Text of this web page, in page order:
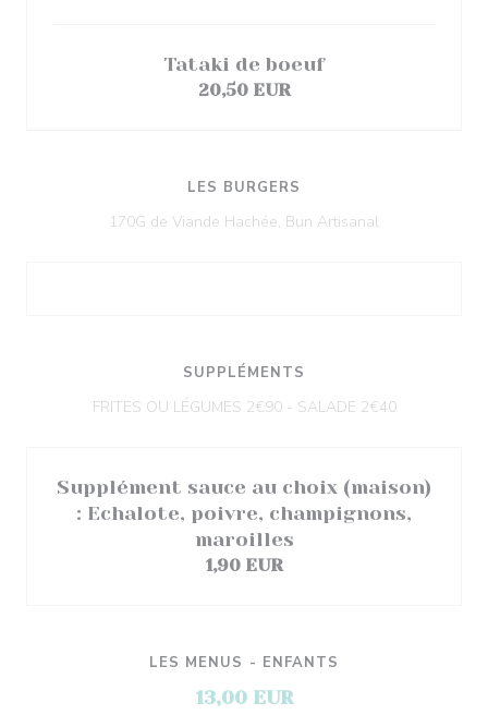
Tataki de boeuf
20,50 EUR
LES BURGERS
170G de Viande Hachée, Bun Artisanal
SUPPLÉMENTS
FRITES OU LÉGUMES 2€90 - SALADE 2€40
Supplément sauce au choix (maison)
: Echalote, poivre, champignons,
maroilles
1,90 EUR
LES MENUS - ENFANTS
13,00 EUR